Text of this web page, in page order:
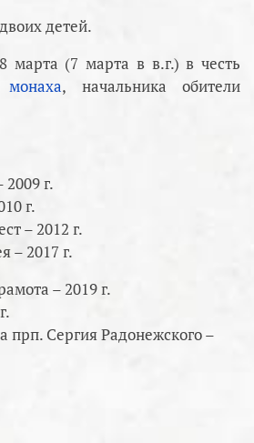
детей.
8 марта (7 марта в в.г.) в честь
монаха, начальника обители
г.
г.
– 2012 г.
– 2017 г.
– 2019 г.
прп. Сергия Радонежского –